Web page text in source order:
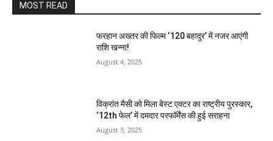
MOST READ
फरहान अख्तर की फिल्म ‘120 बहादुर’ में नजर आएंगी
राशि खन्ना!
August 4, 2025
विक्रांत मैसी को मिला बेस्ट एक्टर का राष्ट्रीय पुरस्कार,
‘12th फेल’ में दमदार परफॉर्मेंस की हुई सराहना
August 3, 2025